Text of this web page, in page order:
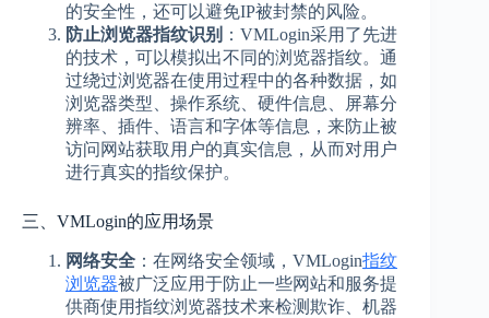
的安全性，还可以避免IP被封禁的风险。
防止浏览器指纹识别 ：VMLogin采用了先进
的技术，可以模拟出不同的浏览器指纹。通
过绕过浏览器在使用过程中的各种数据，如
浏览器类型、操作系统、硬件信息、屏幕分
辨率、插件、语言和字体等信息，来防止被
访问网站获取用户的真实信息，从而对用户
进行真实的指纹保护。
三、VMLogin的应用场景
网络安全 ：在网络安全领域，VMLogin指纹
浏览器被广泛应用于防止一些网站和服务提
供商使用指纹浏览器技术来检测欺诈、机器